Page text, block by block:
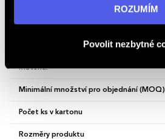
informací navštivte naši stránku
ROZUMÍM
Povolit nezbytné
Materiál
Minimální množství pro objednání (MOQ)
Počet ks v kartonu
Rozměry produktu